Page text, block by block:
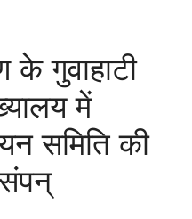
के गुवाहाटी
में
समिति की